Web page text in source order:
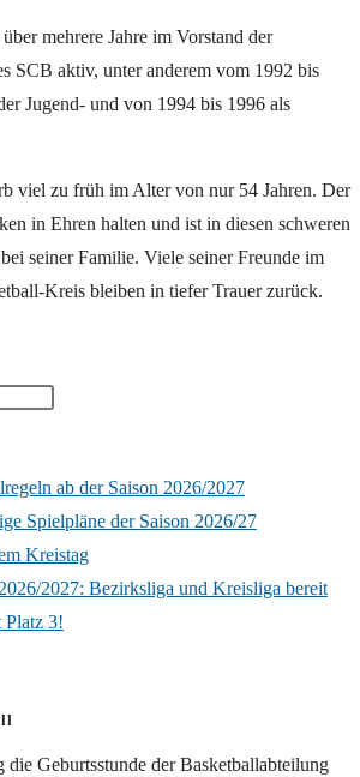
mehrere Jahre im Vorstand der
SCB aktiv, unter anderem vom 1992 bis
Jugend- und von 1994 bis 1996 als
viel zu früh im Alter von nur 54 Jahren. Der
in Ehren halten und ist in diesen schweren
seiner Familie. Viele seiner Freunde im
Kreis bleiben in tiefer Trauer zurück.
ab der Saison 2026/2027
Spielpläne der Saison 2026/27
Kreistag
2027: Bezirksliga und Kreisliga bereit
Platz 3!
Geburtsstunde der Basketballabteilung